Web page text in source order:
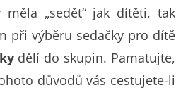
měla „sedět“ jak dítěti, tak
při výběru sedačky pro dítě
dělí do skupin. Pamatujte,
důvodů vás cestujete-li